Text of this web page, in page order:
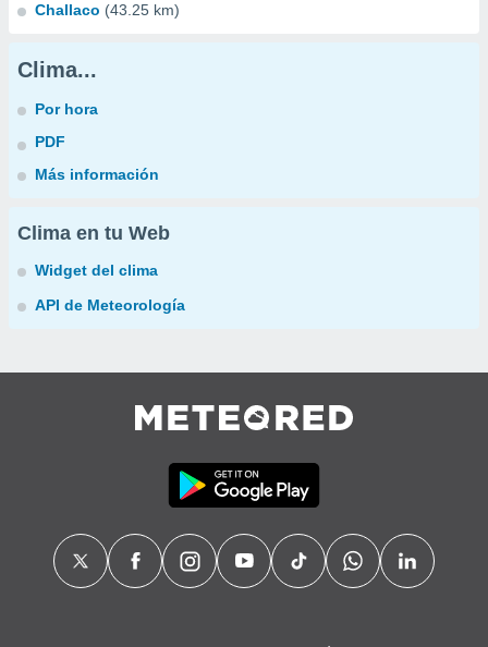
Challaco (43.25 km)
Clima...
Por hora
PDF
Más información
Clima en tu Web
Widget del clima
API de Meteorología